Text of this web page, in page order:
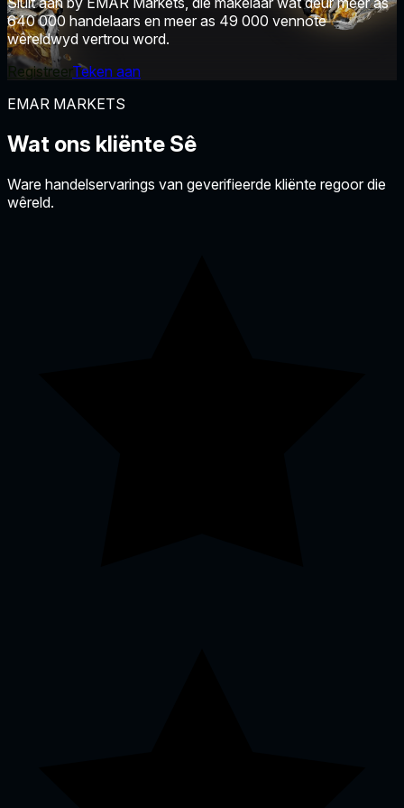
640 000 handelaars en meer as 49 000 vennote
wêreldwyd vertrou word.
RegistreerTeken aan
EMAR MARKETS
Wat ons kliënte Sê
Ware handelservarings van geverifieerde kliënte regoor die
wêreld.